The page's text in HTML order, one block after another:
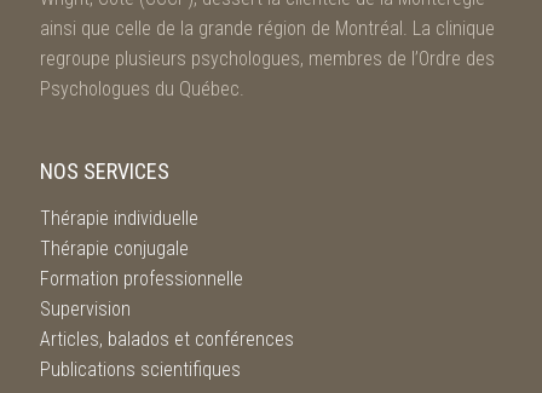
ainsi que celle de la grande région de Montréal. La clinique
regroupe plusieurs psychologues, membres de l’Ordre des
Psychologues du Québec.
NOS SERVICES
Thérapie individuelle
Thérapie conjugale
Formation professionnelle
Supervision
Articles, balados et conférences
Publications scientifiques